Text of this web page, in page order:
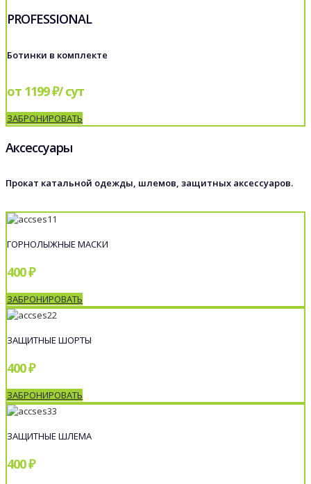
PROFESSIONAL
Ботинки в комплекте
от 1199 ₽/ сут
ЗАБРОНИРОВАТЬ
Аксессуары
Прокат катальной одежды, шлемов, защитных аксессуаров.
ГОРНОЛЫЖНЫЕ МАСКИ
400 ₽
ЗАБРОНИРОВАТЬ
ЗАЩИТНЫЕ ШОРТЫ
400 ₽
ЗАБРОНИРОВАТЬ
ЗАЩИТНЫЕ ШЛЕМА
400 ₽